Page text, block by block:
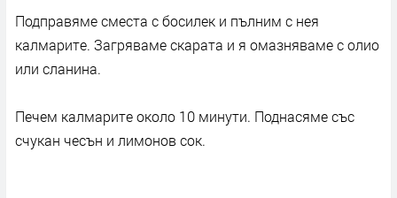
Подправяме сместа с босилек и пълним с нея
калмарите. Загряваме скарата и я омазняваме с олио
или сланина.
Печем калмарите около 10 минути. Поднасяме със
счукан чесън и лимонов сок.